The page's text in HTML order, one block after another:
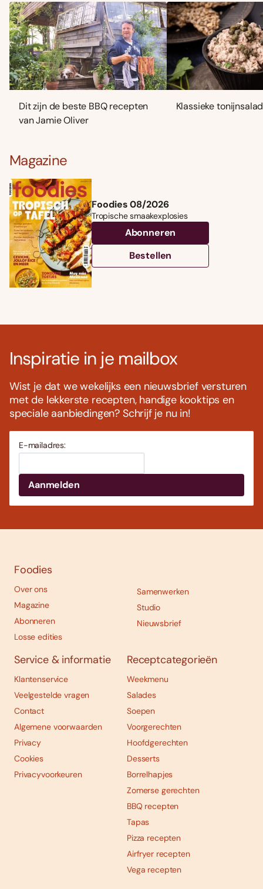
Dit zijn de beste BBQ recepten
van Jamie Oliver
Klassieke
Magazine
Foodies 08/2026
Tropische smaakexplosies
Abonneren
Bestellen
Inspiratie in je mailbox
Wist je dat we wekelijks een nieuwsbrief versturen
met de lekkerste recepten, handige kooktips en
speciale aanbiedingen? Schrijf je nu in!
E-mailadres:
Foodies
Over ons
Magazine
Abonneren
Losse edities
Samenwerken
Studio
Nieuwsbrief
Service & informatie
Klantenservice
Veelgestelde vragen
Contact
Algemene voorwaarden
Privacy
Cookies
Privacyvoorkeuren
Receptcategorieën
Weekmenu
Salades
Soepen
Voorgerechten
Hoofdgerechten
Desserts
Borrelhapjes
Zomerse gerechten
BBQ recepten
Tapas
Pizza recepten
Airfryer recepten
Vega recepten